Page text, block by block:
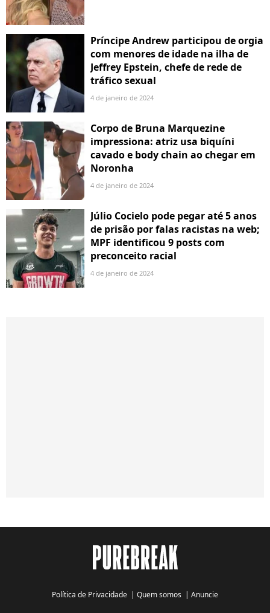
Príncipe Andrew participou de orgia
com menores de idade na ilha de
Jeffrey Epstein, chefe de rede de
tráfico sexual
4 de janeiro de 2024
Corpo de Bruna Marquezine
impressiona: atriz usa biquíni
cavado e body chain ao chegar em
Noronha
4 de janeiro de 2024
Júlio Cocielo pode pegar até 5 anos
de prisão por falas racistas na web;
MPF identificou 9 posts com
preconceito racial
4 de janeiro de 2024
Política de Privacidade | Quem somos | Anuncie